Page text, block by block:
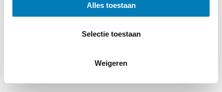
Alles toestaan
Selectie toestaan
Weigeren